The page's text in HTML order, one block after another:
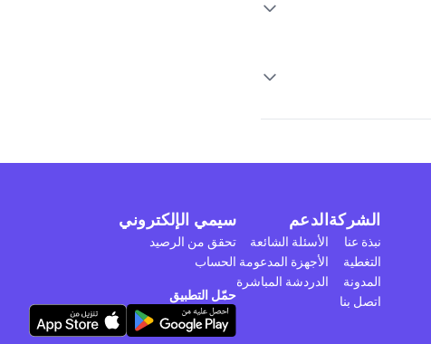
الشركة
نبذة عنا
التغطية
المدونة
اتصل بنا
الدعم
الأسئلة الشائعة
الأجهزة المدعومة
الدردشة المباشرة
سيمي الإلكتروني
تحقق من الرصيد
الحساب
حمّل التطبيق